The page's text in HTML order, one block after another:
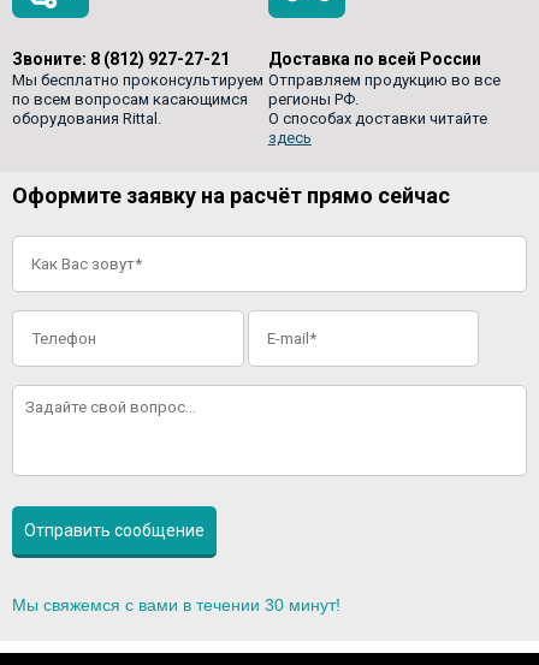
Звоните: 8 (812) 927-27-21
Мы бесплатно проконсультируем
по всем вопросам касающимся
оборудования Rittal.
Доставка по всей России
Отправляем продукцию во все
регионы РФ.
О способах доставки читайте
здесь
Оформите заявку на расчёт прямо сейчас
Мы свяжемся с вами в течении 30 минут!